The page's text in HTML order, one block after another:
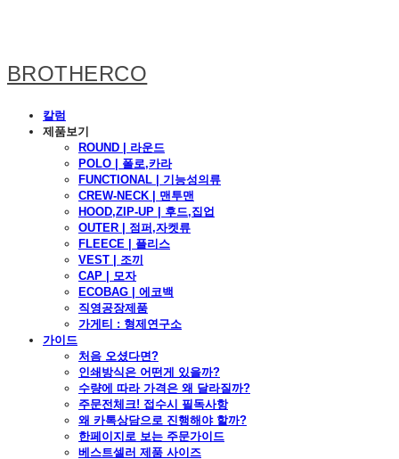
BROTHERCO
칼럼
제품보기
ROUND | 라운드
POLO | 폴로,카라
FUNCTIONAL | 기능성의류
CREW-NECK | 맨투맨
HOOD,ZIP-UP | 후드,집업
OUTER | 점퍼,자켓류
FLEECE | 플리스
VEST | 조끼
CAP | 모자
ECOBAG | 에코백
직영공장제품
가게티 : 형제연구소
가이드
처음 오셨다면?
인쇄방식은 어떤게 있을까?
수량에 따라 가격은 왜 달라질까?
주문전체크! 접수시 필독사항
왜 카톡상담으로 진행해야 할까?
한페이지로 보는 주문가이드
베스트셀러 제품 사이즈